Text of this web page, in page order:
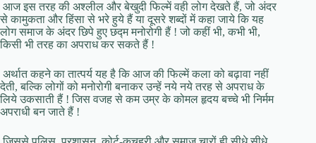
आज इस तरह की अश्लील और बेखुदी फिल्में वही लोग देखते हैं, जो अंदर
से कामुकता और हिंसा से भरे हुये हैं या दूसरे शब्दों में कहा जाये कि यह
लोग समाज के अंदर छिपे हुए छद्म मनोरोगी हैं ! जो कहीं भी, कभी भी,
किसी भी तरह का अपराध कर सकते हैं !
अर्थात कहने का तात्पर्य यह है कि आज की फिल्में कला को बढ़ावा नहीं
देती, बल्कि लोगों को मनोरोगी बनाकर उन्हें नये नये तरह से अपराध के
लिये उकसाती हैं ! जिस वजह से कम उम्र के कोमल हृदय बच्चे भी निर्मम
अपराधी बन जाते हैं !